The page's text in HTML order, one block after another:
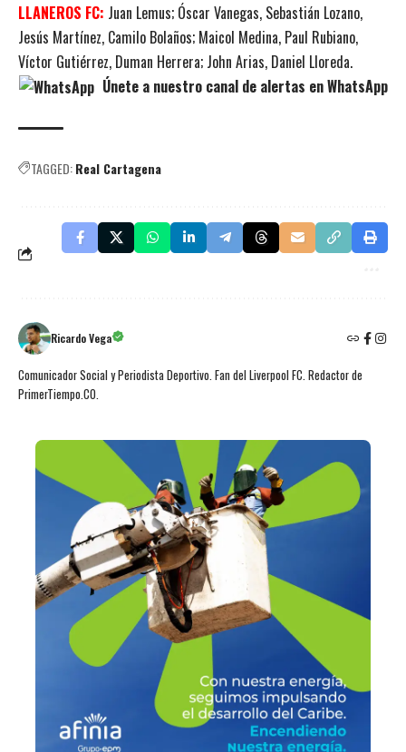
LLANEROS FC: Juan Lemus; Óscar Vanegas, Sebastián Lozano,
Jesús Martínez, Camilo Bolaños; Maicol Medina, Paul Rubiano,
Víctor Gutiérrez, Duman Herrera; John Arias, Daniel Lloreda.
Únete a nuestro canal de alertas en WhatsApp
TAGGED:Real Cartagena
Ricardo Vega
Comunicador Social y Periodista Deportivo. Fan del Liverpool FC. Redactor de
PrimerTiempo.CO.